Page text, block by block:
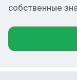
собственные